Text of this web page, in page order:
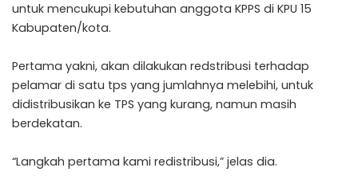
untuk mencukupi kebutuhan anggota KPPS di KPU 15
Kabupaten/kota.
Pertama yakni, akan dilakukan redstribusi terhadap
pelamar di satu tps yang jumlahnya melebihi, untuk
didistribusikan ke TPS yang kurang, namun masih
berdekatan.
“Langkah pertama kami redistribusi,” jelas dia.